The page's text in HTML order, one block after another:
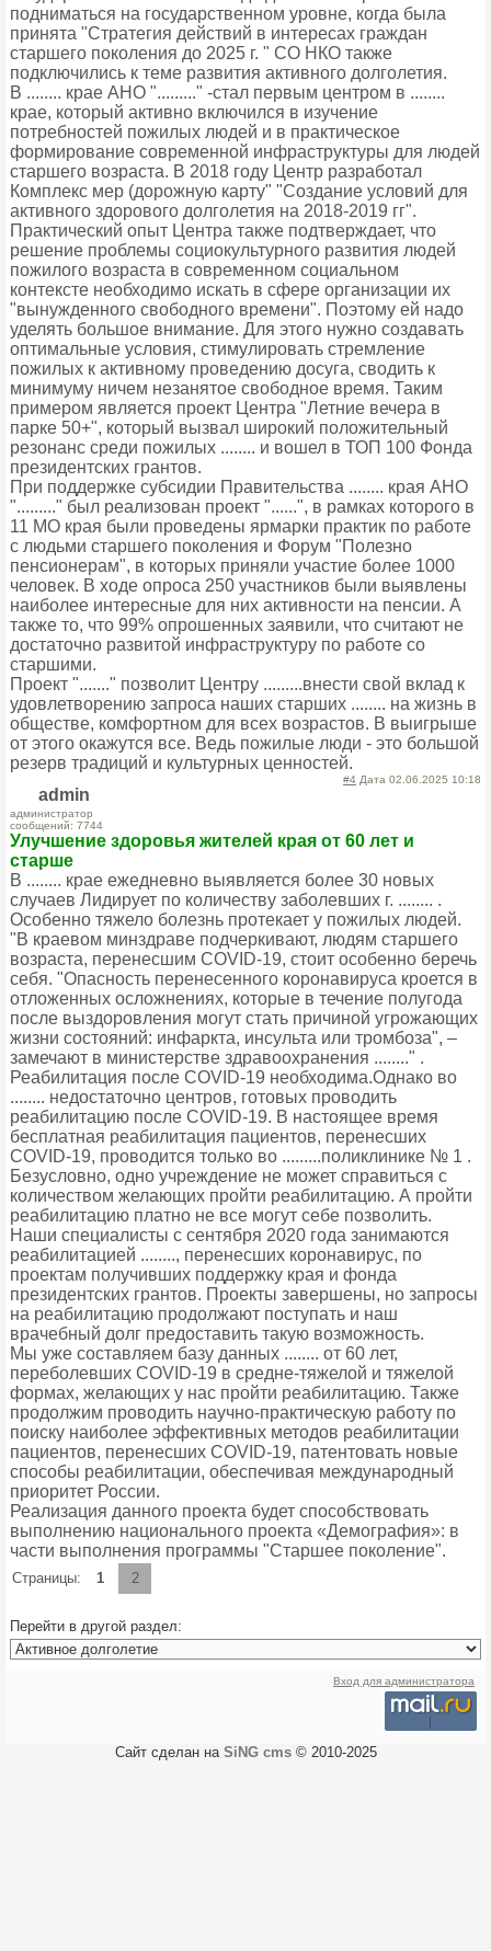
подниматься на государственном уровне, когда была
принята "Стратегия действий в интересах граждан
старшего поколения до 2025 г. " СО НКО также
подключились к теме развития активного долголетия.
В ........ крае АНО "........." -стал первым центром в ........
крае, который активно включился в изучение
потребностей пожилых людей и в практическое
формирование современной инфраструктуры для людей
старшего возраста. В 2018 году Центр разработал
Комплекс мер (дорожную карту" "Создание условий для
активного здорового долголетия на 2018-2019 гг".
Практический опыт Центра также подтверждает, что
решение проблемы социокультурного развития людей
пожилого возраста в современном социальном
контексте необходимо искать в сфере организации их
"вынужденного свободного времени". Поэтому ей надо
уделять большое внимание. Для этого нужно создавать
оптимальные условия, стимулировать стремление
пожилых к активному проведению досуга, сводить к
минимуму ничем незанятое свободное время. Таким
примером является проект Центра "Летние вечера в
парке 50+", который вызвал широкий положительный
резонанс среди пожилых ........ и вошел в ТОП 100 Фонда
президентских грантов.
При поддержке субсидии Правительства ........ края АНО
"........." был реализован проект "......", в рамках которого в
11 МО края были проведены ярмарки практик по работе
с людьми старшего поколения и Форум "Полезно
пенсионерам", в которых приняли участие более 1000
человек. В ходе опроса 250 участников были выявлены
наиболее интересные для них активности на пенсии. А
также то, что 99% опрошенных заявили, что считают не
достаточно развитой инфраструктуру по работе со
старшими.
Проект "......." позволит Центру .........внести свой вклад к
удовлетворению запроса наших старших ........ на жизнь в
обществе, комфортном для всех возрастов. В выигрыше
от этого окажутся все. Ведь пожилые люди - это большой
резерв традиций и культурных ценностей.
#4 Дата 02.06.2025 10:18
admin
администратор
сообщений: 7744
Улучшение здоровья жителей края от 60 лет и
старше
В ........ крае ежедневно выявляется более 30 новых
случаев Лидирует по количеству заболевших г. ........ .
Особенно тяжело болезнь протекает у пожилых людей.
"В краевом минздраве подчеркивают, людям старшего
возраста, перенесшим COVID-19, стоит особенно беречь
себя. "Опасность перенесенного коронавируса кроется в
отложенных осложнениях, которые в течение полугода
после выздоровления могут стать причиной угрожающих
жизни состояний: инфаркта, инсульта или тромбоза", –
замечают в министерстве здравоохранения ........" .
Реабилитация после COVID-19 необходима.Однако во
........ недостаточно центров, готовых проводить
реабилитацию после COVID-19. В настоящее время
бесплатная реабилитация пациентов, перенесших
COVID-19, проводится только во .........поликлинике № 1 .
Безусловно, одно учреждение не может справиться с
количеством желающих пройти реабилитацию. А пройти
реабилитацию платно не все могут себе позволить.
Наши специалисты с сентября 2020 года занимаются
реабилитацией ........, перенесших коронавирус, по
проектам получивших поддержку края и фонда
президентских грантов. Проекты завершены, но запросы
на реабилитацию продолжают поступать и наш
врачебный долг предоставить такую возможность.
Мы уже составляем базу данных ........ от 60 лет,
переболевших COVID-19 в средне-тяжелой и тяжелой
формах, желающих у нас пройти реабилитацию. Также
продолжим проводить научно-практическую работу по
поиску наиболее эффективных методов реабилитации
пациентов, перенесших COVID-19, патентовать новые
способы реабилитации, обеспечивая международный
приоритет России.
Реализация данного проекта будет способствовать
выполнению национального проекта «Демография»: в
части выполнения программы "Старшее поколение".
Страницы: 1 2
Перейти в другой раздел:
Вход для администратора
Сайт сделан на SiNG cms© 2010-2025